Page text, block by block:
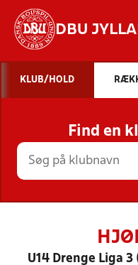
DBU
STILLINGER,
KLUB/HOLD
Find en
U14 Drenge Liga 3